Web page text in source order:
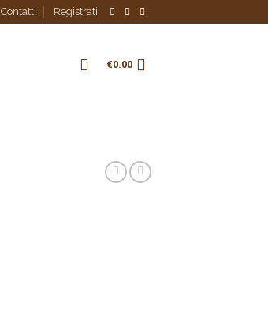
Contatti Registrati
€0.00